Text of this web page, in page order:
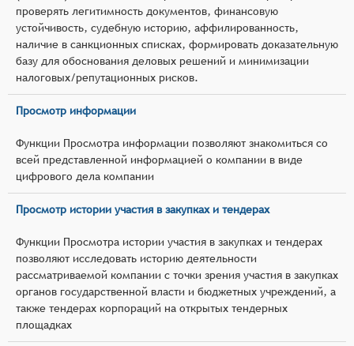
проверять легитимность документов, финансовую
устойчивость, судебную историю, аффилированность,
наличие в санкционных списках, формировать доказательную
базу для обоснования деловых решений и минимизации
налоговых/репутационных рисков.
Просмотр информации
Функции Просмотра информации позволяют знакомиться со
всей представленной информацией о компании в виде
цифрового дела компании
Просмотр истории участия в закупках и тендерах
Функции Просмотра истории участия в закупках и тендерах
позволяют исследовать историю деятельности
рассматриваемой компании с точки зрения участия в закупках
органов государственной власти и бюджетных учреждений, а
также тендерах корпораций на открытых тендерных
площадках